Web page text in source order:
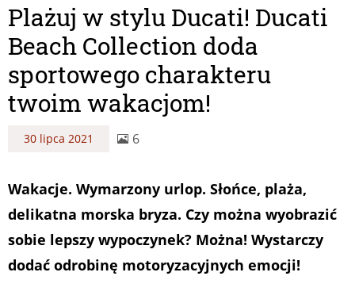
Plażuj w stylu Ducati! Ducati
Beach Collection doda
sportowego charakteru
twoim wakacjom!
30 lipca 2021 6
Wakacje. Wymarzony urlop. Słońce, plaża,
delikatna morska bryza. Czy można wyobrazić
sobie lepszy wypoczynek? Można! Wystarczy
dodać odrobinę motoryzacyjnych emocji!